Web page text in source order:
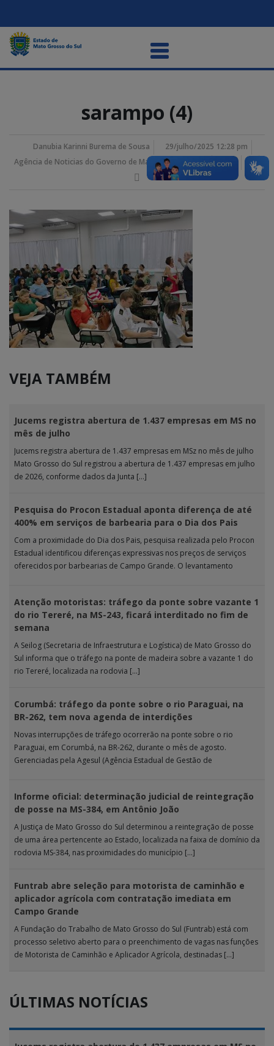
sarampo (4)
Danubia Karinni Burema de Sousa
29/julho/2025 12:28 pm
Agência de Noticias do Governo de Mato Grosso do Sul
VEJA TAMBÉM
Jucems registra abertura de 1.437 empresas em MS no
mês de julho
Jucems registra abertura de 1.437 empresas em MSz no mês de julho
Mato Grosso do Sul registrou a abertura de 1.437 empresas em julho
de 2026, conforme dados da Junta […]
Pesquisa do Procon Estadual aponta diferença de até
400% em serviços de barbearia para o Dia dos Pais
Com a proximidade do Dia dos Pais, pesquisa realizada pelo Procon
Estadual identificou diferenças expressivas nos preços de serviços
oferecidos por barbearias de Campo Grande. O levantamento
Atenção motoristas: tráfego da ponte sobre vazante 1
do rio Tereré, na MS-243, ficará interditado no fim de
semana
A Seilog (Secretaria de Infraestrutura e Logística) de Mato Grosso do
Sul informa que o tráfego na ponte de madeira sobre a vazante 1 do
rio Tereré, localizada na rodovia […]
Corumbá: tráfego da ponte sobre o rio Paraguai, na
BR-262, tem nova agenda de interdições
Novas interrupções de tráfego ocorrerão na ponte sobre o rio
Paraguai, em Corumbá, na BR-262, durante o mês de agosto.
Gerenciadas pela Agesul (Agência Estadual de Gestão de
Informe oficial: determinação judicial de reintegração
de posse na MS-384, em Antônio João
A Justiça de Mato Grosso do Sul determinou a reintegração de posse
de uma área pertencente ao Estado, localizada na faixa de domínio da
rodovia MS-384, nas proximidades do município […]
Funtrab abre seleção para motorista de caminhão e
aplicador agrícola com contratação imediata em
Campo Grande
A Fundação do Trabalho de Mato Grosso do Sul (Funtrab) está com
processo seletivo aberto para o preenchimento de vagas nas funções
de Motorista de Caminhão e Aplicador Agrícola, destinadas […]
ÚLTIMAS NOTÍCIAS